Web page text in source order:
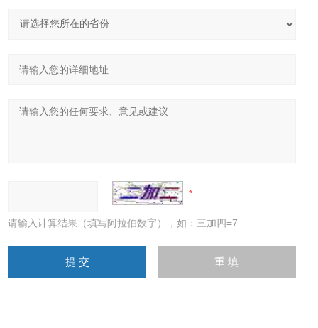
请输入计算结果（填写阿拉伯数字），如：三加四=7